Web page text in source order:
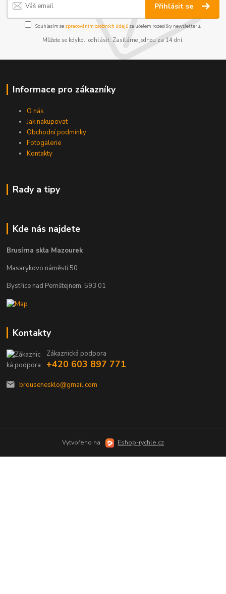
Přihlásit se
Souhlasím se zpracováním osobních údajů za účelem rozesílky newsletteru.
Můžete se kdykoli odhlásit. Zasíláme jednou za 14 dní.
Informace pro zákazníky
O nás
Jak nakupovat
Obchodní podmínky
Fotogalerie
Kontakty
Rady a tipy
Kde nás najdete
Brusírna skla Mazourek
Masarykovo náměstí 50
Bystřice nad Pernštejnem, 593 01
Kontakty
Zákaznická podpora
+420 603 897 771
brousenesklo@gmail.com
Vytvořeno na Eshop-rychle.cz